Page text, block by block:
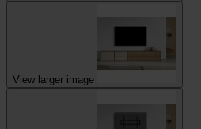
View larger image